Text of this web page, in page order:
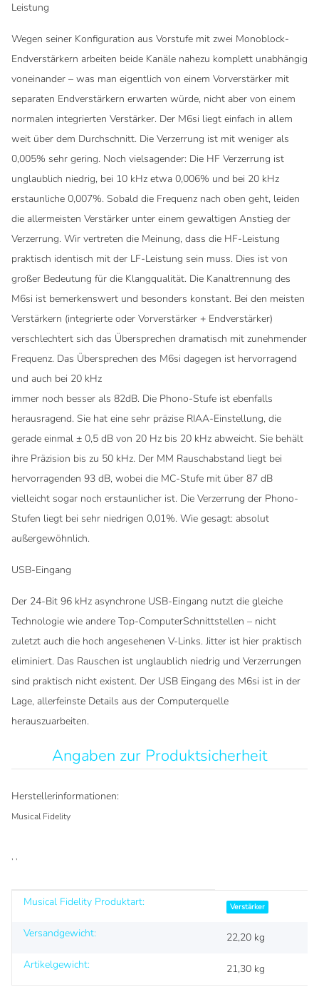
Leistung
Wegen seiner Konfiguration aus Vorstufe mit zwei Monoblock-
Endverstärkern arbeiten beide Kanäle nahezu komplett unabhängig
voneinander – was man eigentlich von einem Vorverstärker mit
separaten Endverstärkern erwarten würde, nicht aber von einem
normalen integrierten Verstärker. Der M6si liegt einfach in allem
weit über dem Durchschnitt. Die Verzerrung ist mit weniger als
0,005% sehr gering. Noch vielsagender: Die HF Verzerrung ist
unglaublich niedrig, bei 10 kHz etwa 0,006% und bei 20 kHz
erstaunliche 0,007%. Sobald die Frequenz nach oben geht, leiden
die allermeisten Verstärker unter einem gewaltigen Anstieg der
Verzerrung. Wir vertreten die Meinung, dass die HF-Leistung
praktisch identisch mit der LF-Leistung sein muss. Dies ist von
großer Bedeutung für die Klangqualität. Die Kanaltrennung des
M6si ist bemerkenswert und besonders konstant. Bei den meisten
Verstärkern (integrierte oder Vorverstärker + Endverstärker)
verschlechtert sich das Übersprechen dramatisch mit zunehmender
Frequenz. Das Übersprechen des M6si dagegen ist hervorragend
und auch bei 20 kHz
immer noch besser als 82dB. Die Phono-Stufe ist ebenfalls
herausragend. Sie hat eine sehr präzise RIAA-Einstellung, die
gerade einmal ± 0,5 dB von 20 Hz bis 20 kHz abweicht. Sie behält
ihre Präzision bis zu 50 kHz. Der MM Rauschabstand liegt bei
hervorragenden 93 dB, wobei die MC-Stufe mit über 87 dB
vielleicht sogar noch erstaunlicher ist. Die Verzerrung der Phono-
Stufen liegt bei sehr niedrigen 0,01%. Wie gesagt: absolut
außergewöhnlich.
USB-Eingang
Der 24-Bit 96 kHz asynchrone USB-Eingang nutzt die gleiche
Technologie wie andere Top-ComputerSchnittstellen – nicht
zuletzt auch die hoch angesehenen V-Links. Jitter ist hier praktisch
eliminiert. Das Rauschen ist unglaublich niedrig und Verzerrungen
sind praktisch nicht existent. Der USB Eingang des M6si ist in der
Lage, allerfeinste Details aus der Computerquelle
herauszuarbeiten.
Angaben zur Produktsicherheit
Herstellerinformationen:
Musical Fidelity
, ,
Produkteigenschaft
Wert
Musical Fidelity Produktart: Verstärker
Versandgewicht:
22,20 kg
Artikelgewicht:
21,30 kg